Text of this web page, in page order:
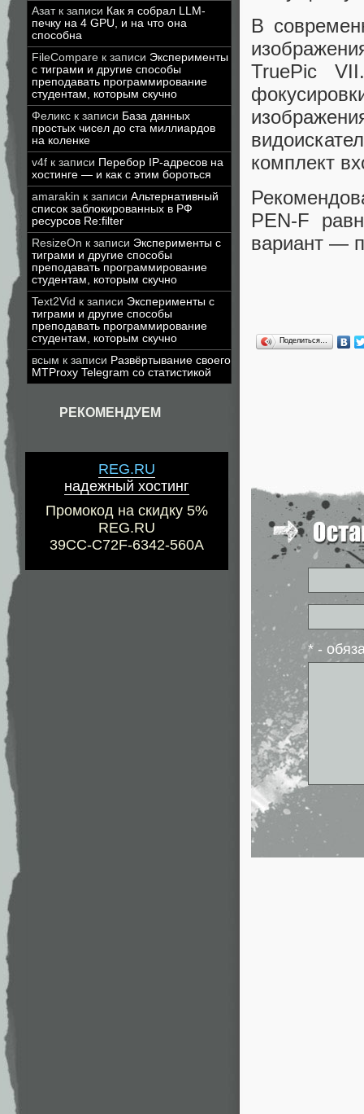
Азатк записи Как я собрал LLM-
печку на 4 GPU, и на что она
способна
FileCompare к записи Эксперименты
с тиграми и другие способы
преподавать программирование
студентам, которым скучно
Феликс к записи База данных
простых чисел до ста миллиардов
на коленке
v4f к записи Перебор IP-адресов на
хостинге — и как с этим бороться
amarakin к записи Альтернативный
список заблокированных в РФ
ресурсов Re:filter
ResizeOn к записи Эксперименты с
тиграми и другие способы
преподавать программирование
студентам, которым скучно
Text2Vid к записи Эксперименты с
тиграми и другие способы
преподавать программирование
студентам, которым скучно
всым к записи Развёртывание своего
MTProxy Telegram со статистикой
РЕКОМЕНДУЕМ
REG.RU
надежный хостинг
Промокод на скидку 5%
REG.RU
39CC-C72F-6342-560A
В
TruePic
комплект
PEN-F
вариант —
Поделиться…
* -